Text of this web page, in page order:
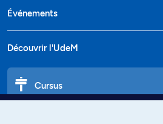
Événements
Découvrir l'UdeM
Cursus